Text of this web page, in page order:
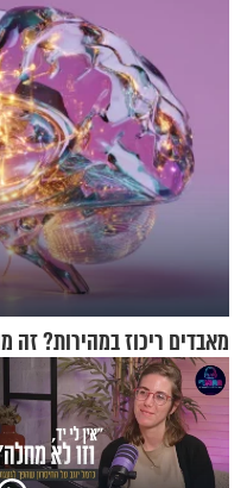
מאבדים ריכוז במהירות?